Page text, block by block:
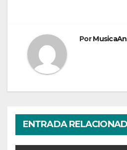
Por
ENTRADA